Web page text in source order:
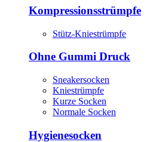
Kompressionsstrümpfe
Stütz-Kniestrümpfe
Ohne Gummi Druck
Sneakersocken
Kniestrümpfe
Kurze Socken
Normale Socken
Hygienesocken